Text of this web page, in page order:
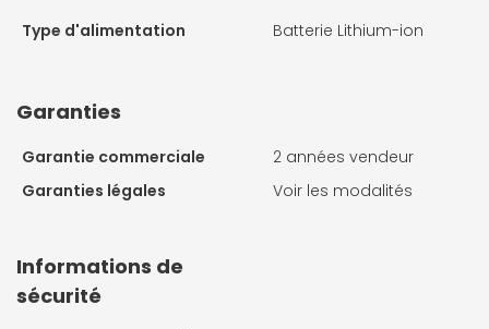
Type d'alimentation Batterie Lithium-ion
Garanties
Garantie commerciale
2 années vendeur
Garanties légales
Voir les modalités
Informations de
sécurité